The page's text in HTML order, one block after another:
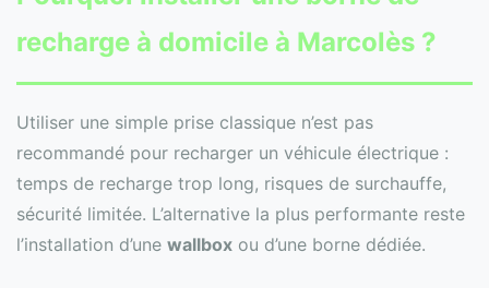
recharge à domicile à Marcolès ?
Utiliser une simple prise classique n’est pas
recommandé pour recharger un véhicule électrique :
temps de recharge trop long, risques de surchauffe,
sécurité limitée. L’alternative la plus performante reste
l’installation d’une wallbox ou d’une borne dédiée.